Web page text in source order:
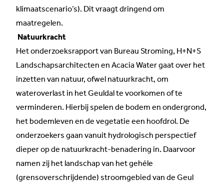
klimaatscenario’s). Dit vraagt dringend om
maatregelen.
Natuurkracht
Het onderzoeksrapport van Bureau Stroming, H+N+S
Landschapsarchitecten en Acacia Water gaat over het
inzetten van natuur, ofwel natuurkracht, om
wateroverlast in het Geuldal te voorkomen of te
verminderen. Hierbij spelen de bodem en ondergrond,
het bodemleven en de vegetatie een hoofdrol. De
onderzoekers gaan vanuit hydrologisch perspectief
dieper op de natuurkracht-benadering in. Daarvoor
namen zij het landschap van het gehéle
(grensoverschrijdende) stroomgebied van de Geul